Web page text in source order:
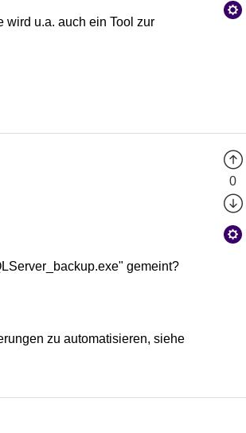
wird u.a. auch ein Tool zur
gemeint?
zu automatisieren, siehe
0